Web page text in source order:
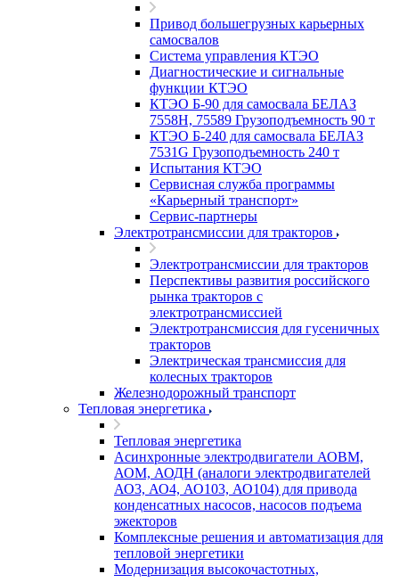
Привод большегрузных карьерных
самосвалов
Система управления КТЭО
Диагностические и сигнальные
функции КТЭО
КТЭО Б-90 для самосвала БЕЛАЗ
7558H, 75589 Грузоподъемность 90 т
КТЭО Б-240 для самосвала БЕЛАЗ
7531G Грузоподъемность 240 т
Испытания КТЭО
Сервисная служба программы
«Карьерный транспорт»
Сервис-партнеры
Электротрансмиссии для тракторов
Электротрансмиссии для тракторов
Перспективы развития российского
рынка тракторов с
электротрансмиссией
Электротрансмиссия для гусеничных
тракторов
Электрическая трансмиссия для
колесных тракторов
Железнодорожный транспорт
Тепловая энергетика
Тепловая энергетика
Асинхронные электродвигатели АОВМ,
АОМ, АОДН (аналоги электродвигателей
АО3, АО4, АО103, АО104) для привода
конденсатных насосов, насосов подъема
эжекторов
Комплексные решения и автоматизация для
тепловой энергетики
Модернизация высокочастотных,